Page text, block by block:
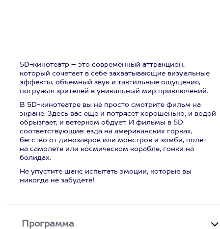
5D-кинотеатр – это современный аттракцион,
который сочетает в себе захватывающие визуальные
эффекты, объемный звук и тактильные ощущения,
погружая зрителей в уникальный мир приключений.
В 5D-кинотеатре вы не просто смотрите фильм на
экране. Здесь вас еще и потрясет хорошенько, и водой
обрызгает, и ветерком обдует. И фильмы в 5D
соответствующие: езда на американских горках,
бегство от динозавров или монстров и зомби, полет
на самолете или космическом корабле, гонки на
болидах.
Не упустите шанс испытать эмоции, которые вы
никогда не забудете!
Программа